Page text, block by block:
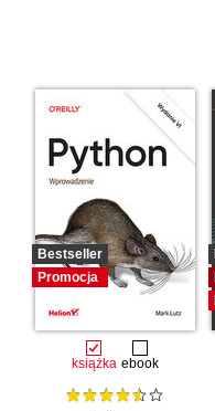
Bestseller
Promocja
książka ebook